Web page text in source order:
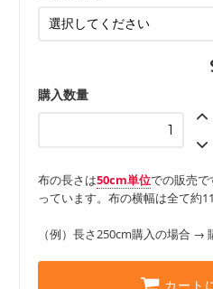
もっと詳しく見る
購入数量
布の長さは50cm単位での販売
っています。布の横幅は全て約
（例）長さ250cm購入の場合 →
カート